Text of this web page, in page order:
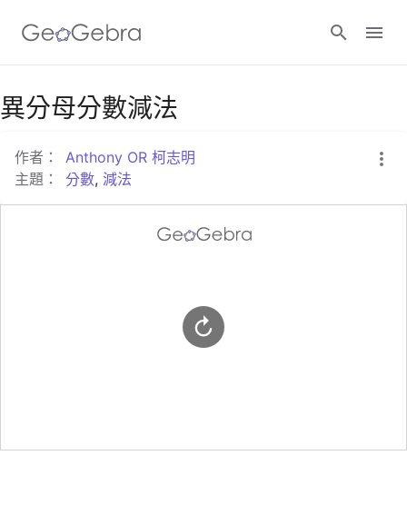
Google Classroom
GeoGebra Classroom
登入
異分母分數減法
作者：
Anthony OR 柯志明
主題：
分數, 減法